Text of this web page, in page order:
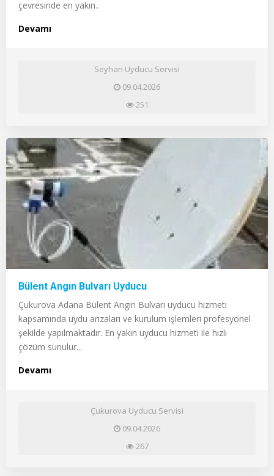
çevresinde en yakın..
Devamı
Seyhan Uyducu Servisi
09.04.2026
251
Bülent Angın Bulvarı Uyducu
Çukurova Adana Bülent Angın Bulvarı uyducu hizmeti
kapsamında uydu arızaları ve kurulum işlemleri profesyonel
şekilde yapılmaktadır. En yakın uyducu hizmeti ile hızlı
çözüm sunulur...
Devamı
Çukurova Uyducu Servisi
09.04.2026
267